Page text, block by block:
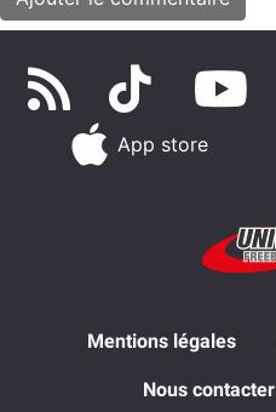
App store
Mentions légales
Nous contacter